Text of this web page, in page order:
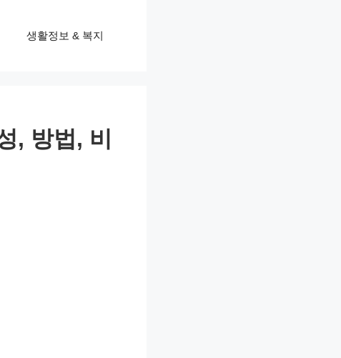
생활정보 & 복지
, 방법, 비